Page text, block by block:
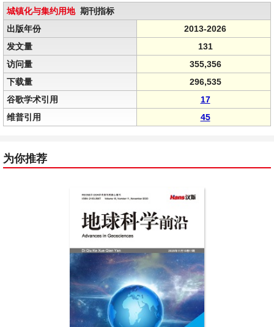
城镇化与集约用地期刊指标
出版年份
2013-2026
发文量
131
访问量
355,356
下载量
296,535
谷歌学术引用
17
维普引用
45
为你推荐